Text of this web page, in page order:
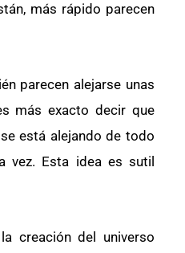
más rápido parecen
parecen alejarse unas
más exacto decir que
está alejando de todo
vez. Esta idea es sutil
creación del universo